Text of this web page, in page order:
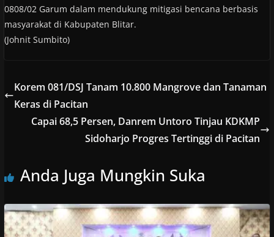
0808/02 Garum dalam mendukung mitigasi bencana berbasis
masyarakat di Kabupaten Blitar.
(Johnit Sumbito)
Korem 081/DSJ Tanam 10.800 Mangrove dan Tanaman
Keras di Pacitan
Capai 68,5 Persen, Danrem Untoro Tinjau KDKMP
Sidoharjo Progres Tertinggi di Pacitan
Anda Juga Mungkin Suka